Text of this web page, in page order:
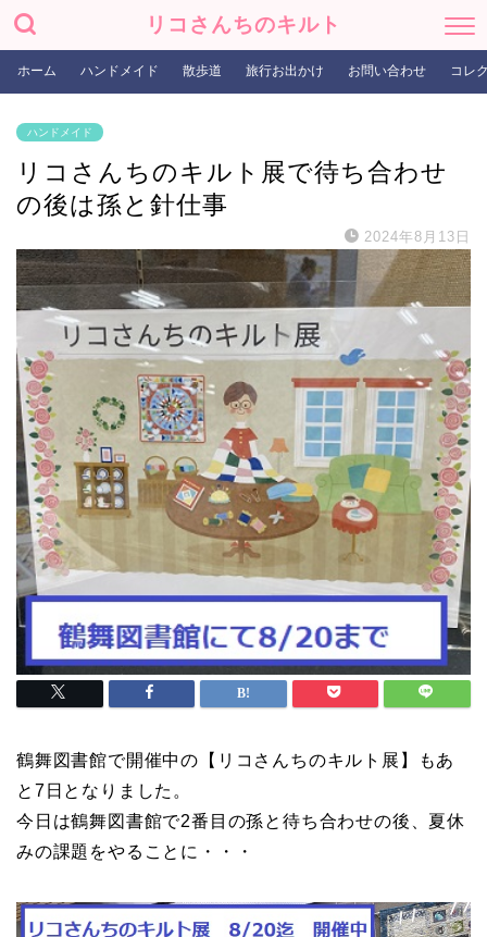
リコさんちのキルト
ホーム ハンドメイド 散歩道 旅行お出かけ お問い合わせ コレ
ハンドメイド
リコさんちのキルト展で待ち合わせ
の後は孫と針仕事
2024年8月13日
鶴舞図書館で開催中の【リコさんちのキルト展】もあ
と7日となりました。
今日は鶴舞図書館で2番目の孫と待ち合わせの後、夏休
みの課題をやることに・・・